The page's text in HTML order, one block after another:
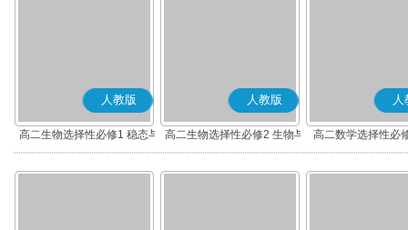
人教版
高二生物选择性必修1 稳态与
调节
人教版
高二生物选择性必修2 生物与
环境
人
高二数学选择性必
(A版)